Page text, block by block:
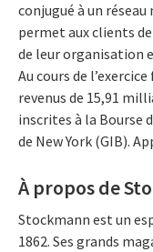
conjugué à un
permet aux clients
de leur organisation
Au cours de
revenus de 15,91
inscrites à la Bourse
de New York (GIB).
À propos de
Stockmann est un
1862. Ses grands